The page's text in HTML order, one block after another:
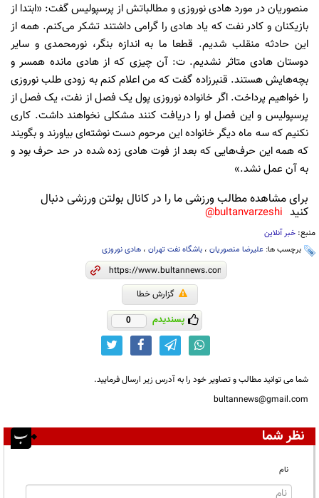
منصوریان در مورد هادی نوروزی و مطالباتش از پرسپولیس گفت: «ابتدا از
بازیکنان و کادر نفت که یاد هادی را گرامی داشتند تشکر می‌کنم. همه از
این حادثه منقلب شدیم. قطعا ما به اندازه بنگر، نورمحمدی و سایر
دوستان هادی متاثر نشدیم. ت: آن چیزی که از هادی مانده همسر و
بچه‌هایش هستند. قنبرزاده گفت که من اعلام کنم به زودی طلب نوروزی
را خواهیم پرداخت. اگر خانواده نوروزی پول یک فصل از نفت، یک فصل از
پرسپولیس و این فصل او را دریافت کنند مشکلی نخواهند داشت. کاری
نکنیم که سه ماه دیگر خانواده این مرحوم دست نوشته‌ای بیاورند و بگویند
که همه این حرف‌هایی که بعد از فوت هادی زده شده در حد حرف بود و
به آن عمل نشد.»
برای مشاهده مطالب ورزشی ما را در کانال بولتن ورزشی دنبال
کنید bultanvarzeshi@
منبع: خبر آنلاین
برچسب ها: علیرضا منصوریان ، باشگاه نفت تهران ، هادی نوروزی
گزارش خطا
پسندیدم 0
شما می توانید مطالب و تصاویر خود را به آدرس زیر ارسال فرمایید.
bultannews@gmail.com
نظر شما
نام